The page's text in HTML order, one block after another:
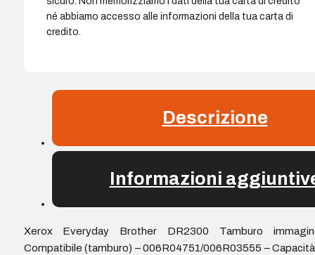
né abbiamo accesso alle informazioni della tua carta di
credito.
Descrizione
Informazioni
Xerox Everyday Brother DR2300 Tamburo
Compatibile (tamburo) – 006R04751/006R03555 –